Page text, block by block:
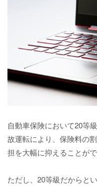
自動車保険において20等
故運転により、保険料の
担を大幅に抑えることがで
ただし、20等級だからと